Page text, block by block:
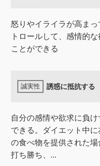
怒りやイライラが高ま
トロールして、感情的
ことができる
誘惑に抵抗する
自分の感情や欲求に負
できる。ダイエット中
の食べ物を提供された
打ち勝ち、...